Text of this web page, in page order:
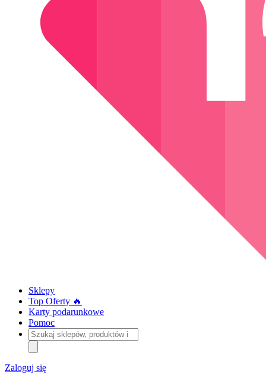
Sklepy
Top Oferty 🔥
Karty podarunkowe
Pomoc
Szukaj
sklepów,
produktów
i
kategorii
Zaloguj się